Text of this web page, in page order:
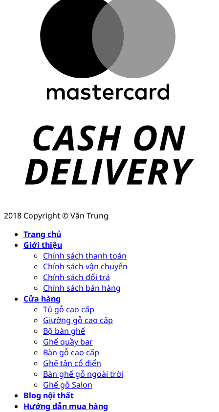
2018 Copyright © Văn Trung
Trang chủ
Giới thiệu
Chính sách thanh toán
Chính sách vận chuyển
Chính sách đổi trả
Chính sách bán hàng
Cửa hàng
Tủ gỗ cao cấp
Giường gỗ cao cấp
Bộ bàn ghế
Ghế quầy bar
Bàn gỗ cao cấp
Ghế tân cổ điển
Bàn ghế gỗ ngoài trời
Ghế gỗ Salon
Blog nội thất
Hướng dẫn mua hàng